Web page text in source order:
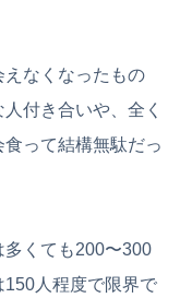
えなくなったもの
付き合いや、全く
って結構無駄だっ
多くても200〜300
150人程度で限界で